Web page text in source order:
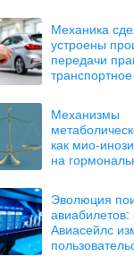
Механика
устроены
передачи
Механизмы
как мио-
на
Эволюция
авиабилетов:
Авиасейлс